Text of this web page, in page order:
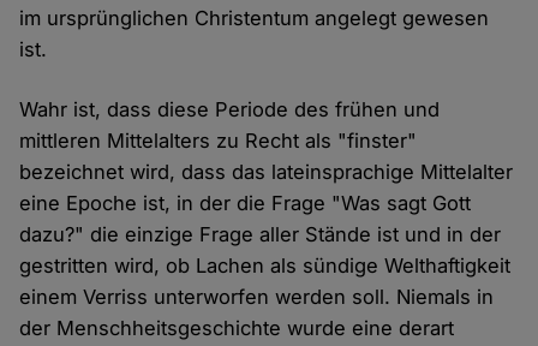
im ursprünglichen Christentum angelegt gewesen
ist.
Wahr ist, dass diese Periode des frühen und
mittleren Mittelalters zu Recht als "finster"
bezeichnet wird, dass das lateinsprachige Mittelalter
eine Epoche ist, in der die Frage "Was sagt Gott
dazu?" die einzige Frage aller Stände ist und in der
gestritten wird, ob Lachen als sündige Welthaftigkeit
einem Verriss unterworfen werden soll. Niemals in
der Menschheitsgeschichte wurde eine derart